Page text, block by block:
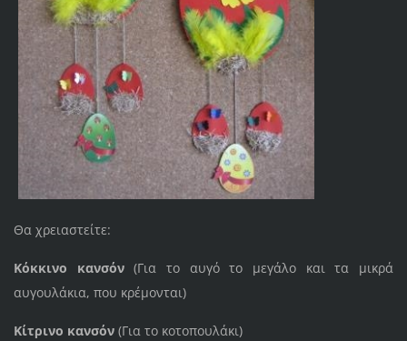
Θα χρειαστείτε:
Κόκκινο κανσόν(Για το αυγό το μεγάλο και τα μικρά
αυγουλάκια, που κρέμονται)
Κίτρινο κανσόν(Για το κοτοπουλάκι)